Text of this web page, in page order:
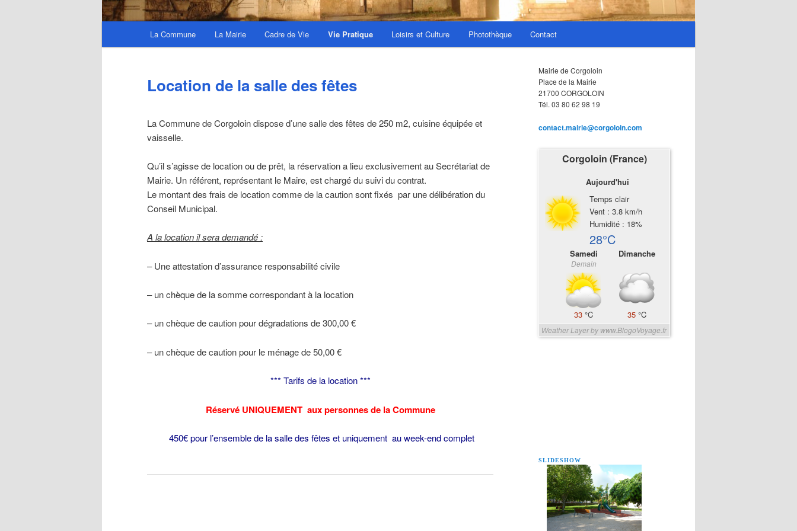
La Commune La Mairie Cadre de Vie Vie Pratique Loisirs et Culture Photothèque Contact
Location de la salle des fêtes
La Commune de Corgoloin dispose d’une salle des fêtes de 250 m2, cuisine équipée et
vaisselle.
Qu’il s’agisse de location ou de prêt, la réservation a lieu exclusivement au Secrétariat de
Mairie. Un référent, représentant le Maire, est chargé du suivi du contrat.
Le montant des frais de location comme de la caution sont fixés par une délibération du
Conseil Municipal.
A la location il sera demandé :
– Une attestation d’assurance responsabilité civile
– un chèque de la somme correspondant à la location
– un chèque de caution pour dégradations de 300,00 €
– un chèque de caution pour le ménage de 50,00 €
*** Tarifs de la location ***
Réservé UNIQUEMENT aux personnes de la Commune
450€ pour l’ensemble de la salle des fêtes et uniquement au week-end complet
Mairie de Corgoloin
Place de la Mairie
21700 CORGOLOIN
Tél. 03 80 62 98 19
contact.mairie@corgoloin.com
Corgoloin (France)
Aujourd'hui
Temps clair
Vent : 3.8 km/h
Humidité : 18%
28°C
Samedi
Demain
33 °C
Dimanche
35 °C
Weather Layer by www.BlogoVoyage.fr
SLIDESHOW